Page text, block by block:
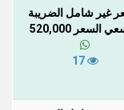
غير شامل الضريبة
السعر 520,000
17